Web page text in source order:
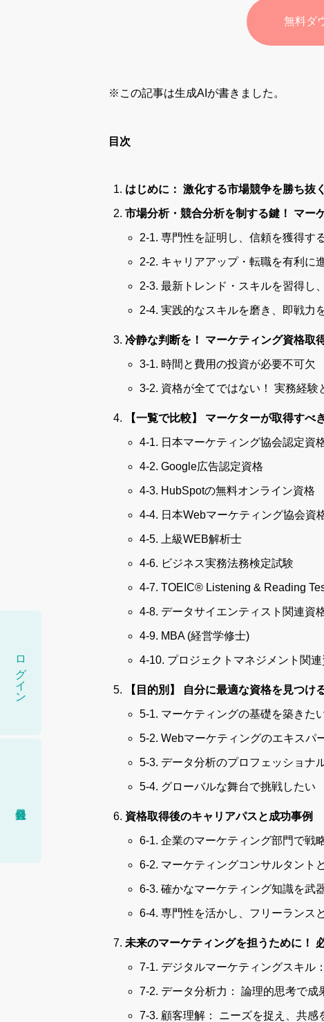
無料ダ
※この記事は生成AIが書きました。
目次
はじめに： 激化する市場競争を勝ち抜
市場分析・競合分析を制する鍵！ マー
2-1. 専門性を証明し、信頼を獲得す
2-2. キャリアアップ・転職を有利に
2-3. 最新トレンド・スキルを習得し
2-4. 実践的なスキルを磨き、即戦力
冷静な判断を！ マーケティング資格取
3-1. 時間と費用の投資が必要不可欠
3-2. 資格が全てではない！ 実務経験
【一覧で比較】 マーケターが取得すべ
4-1. 日本マーケティング協会認定資
4-2. Google広告認定資格
4-3. HubSpotの無料オンライン資格
4-4. 日本Webマーケティング協会資
4-5. 上級WEB解析士
4-6. ビジネス実務法務検定試験
4-7. TOEIC® Listening & Reading
4-8. データサイエンティスト関連資
4-9. MBA (経営学修士)
4-10. プロジェクトマネジメント関連
【目的別】 自分に最適な資格を見つけ
5-1. マーケティングの基礎を築きた
5-2. Webマーケティングのエキスパ
5-3. データ分析のプロフェッショナ
5-4. グローバルな舞台で挑戦したい
資格取得後のキャリアパスと成功事例
6-1. 企業のマーケティング部門で戦
6-2. マーケティングコンサルタント
6-3. 確かなマーケティング知識を武
6-4. 専門性を活かし、フリーランス
未来のマーケティングを担うために！
7-1. デジタルマーケティングスキル
7-2. データ分析力： 論理的思考で成
7-3. 顧客理解： ニーズを捉え、共感
ログイン